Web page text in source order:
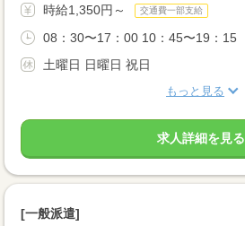
時給1,350円～ 交通費一部支給
08：30〜17：00 10：45〜19：15
土曜日 日曜日 祝日
もっと見る
求人詳細を見る
[一般派遣]